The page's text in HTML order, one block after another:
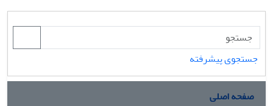
جستجوی پیشرفته
صفحه اصلی